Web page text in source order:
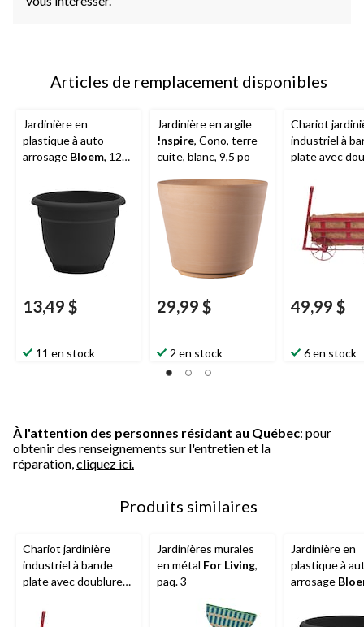
Articles de remplacement disponibles
Jardinière en
plastique à auto-
arrosage Bloem, 12
13,49 $
11 en stock
Jardinière en argile
!nspire, Cono, terre
cuite, blanc, 9,5 po
29,99 $
2 en stock
Chariot
industriel à
plate avec
rouge antique
49,99 $
6 en stock
À l'attention des personnes résidant au Québec: pour
obtenir des renseignements sur l'entretien et la
réparation, cliquez ici.
Produits similaires
Chariot jardinière
industriel à bande
plate avec doublure
rouge antique
Jardinières murales
en métal For Living,
paq. 3
Jardinière en
plastique à
arrosage